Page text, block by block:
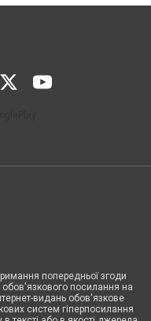
попередньої згоди
посилання на
видань обов'язкове
систем гіперпосилання